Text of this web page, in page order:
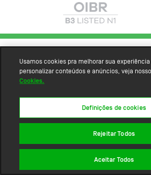
Usamos cookies pra melhorar sua experiência
personalizar conteúdos e anúncios, veja nosso
Cookies.
Definições de cookies
Rejeitar Todos
Aceitar Todos